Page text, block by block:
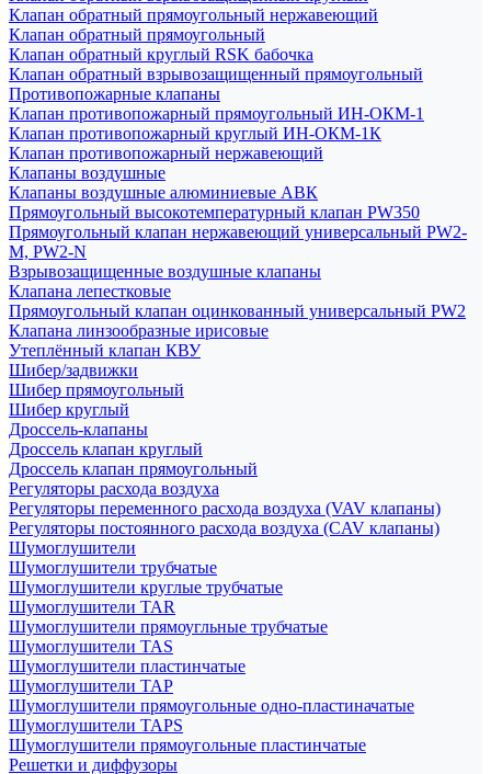
Клапан обратный прямоугольный нержавеющий
Клапан обратный прямоугольный
Клапан обратный круглый RSK бабочка
Клапан обратный взрывозащищенный прямоугольный
Противопожарные клапаны
Клапан противопожарный прямоугольный ИН-ОКМ-1
Клапан противопожарный круглый ИН-ОКМ-1К
Клапан противопожарный нержавеющий
Клапаны воздушные
Клапаны воздушные алюминиевые АВК
Прямоугольный высокотемпературный клапан PW350
Прямоугольный клапан нержавеющий универсальный PW2-
M, PW2-N
Взрывозащищенные воздушные клапаны
Клапана лепестковые
Прямоугольный клапан оцинкованный универсальный PW2
Клапана линзообразные ирисовые
Утеплённый клапан КВУ
Шибер/задвижки
Шибер прямоугольный
Шибер круглый
Дроссель-клапаны
Дроссель клапан круглый
Дроссель клапан прямоугольный
Регуляторы расхода воздуха
Регуляторы переменного расхода воздуха (VAV клапаны)
Регуляторы постоянного расхода воздуха (CAV клапаны)
Шумоглушители
Шумоглушители трубчатые
Шумоглушители круглые трубчатые
Шумоглушители TAR
Шумоглушители прямоугльные трубчатые
Шумоглушители TAS
Шумоглушители пластинчатые
Шумоглушители TAP
Шумоглушители прямоугольные одно-пластиначатые
Шумоглушители TAPS
Шумоглушители прямоугольные пластинчатые
Решетки и диффузоры